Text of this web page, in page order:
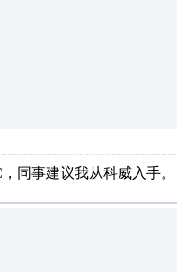
同事建议我从科威入手。